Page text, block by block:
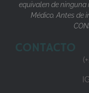
equivalen de
Médico. Antes de
CONTACTO